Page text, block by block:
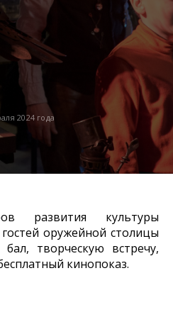
2024 года
развития культуры
оружейной столицы
творческую встречу,
кинопоказ.